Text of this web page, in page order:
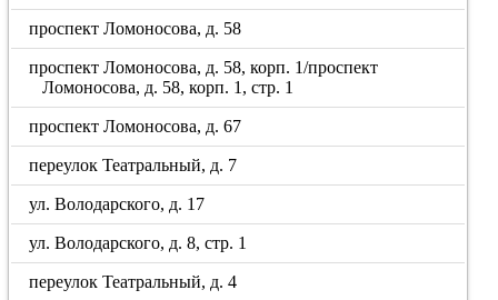
проспект Ломоносова, д. 58
проспект Ломоносова, д. 58, корп. 1/проспект
Ломоносова, д. 58, корп. 1, стр. 1
проспект Ломоносова, д. 67
переулок Театральный, д. 7
ул. Володарского, д. 17
ул. Володарского, д. 8, стр. 1
переулок Театральный, д. 4